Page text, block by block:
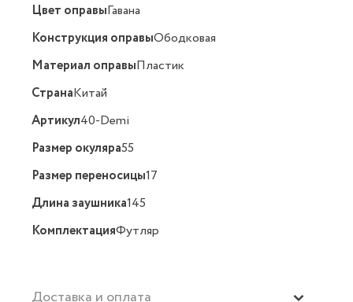
Цвет оправыГавана
Конструкция оправыОбодковая
Материал оправыПластик
СтранаКитай
Артикул40-Demi
Размер окуляра55
Размер переносицы17
Длина заушника145
КомплектацияФутляр
Доставка и оплата